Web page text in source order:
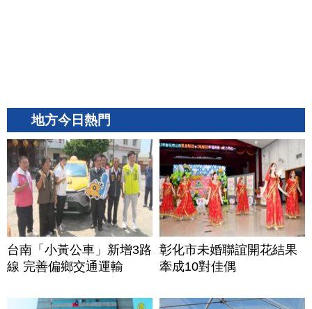
地方今日熱門
台南「小黃公車」新增3路
線 完善偏鄉交通運輸
彰化市未婚聯誼開花結果
牽成10對佳偶